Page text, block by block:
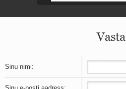
Ahtumine
Mu isamaa on minu arm
Ih-ih-hii ja ah-ah-haa
Vasta
Sinu nimi: